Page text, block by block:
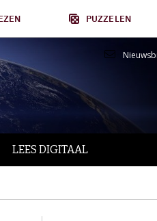
PUZZELEN
LEES DIGITAAL